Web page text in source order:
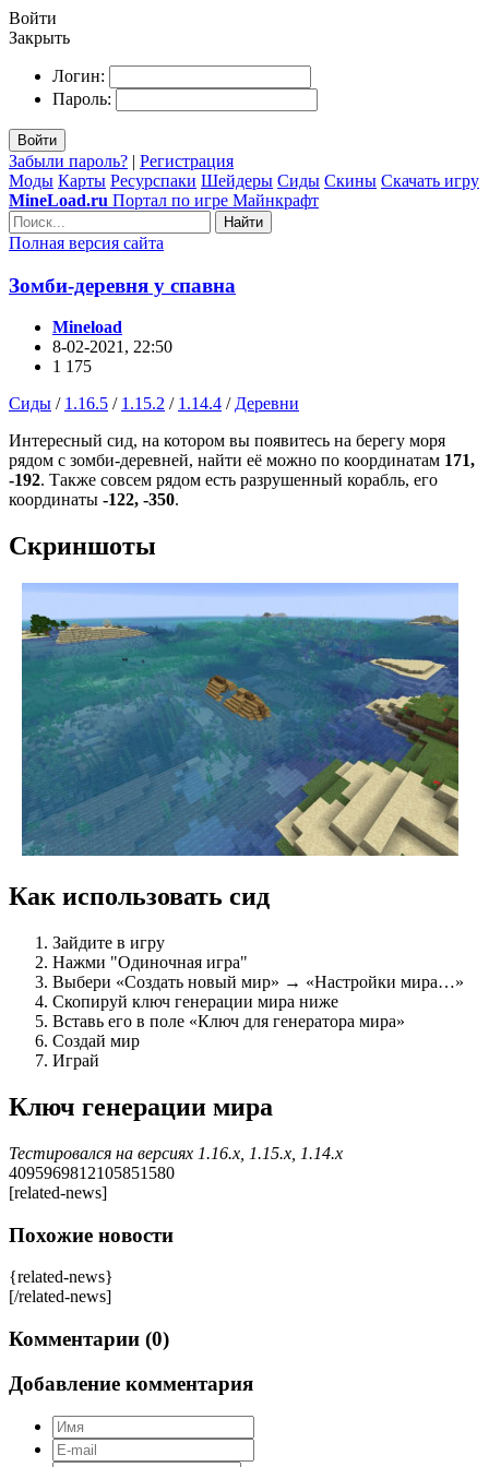
Войти
Закрыть
Логин:
Пароль:
Войти
Забыли пароль? | Регистрация
Моды Карты Ресурспаки Шейдеры Сиды Скины Скачать игру
MineLoad.ru Портал по игре Майнкрафт
Найти
Полная версия сайта
Зомби-деревня у спавна
Mineload
8-02-2021, 22:50
1 175
Сиды / 1.16.5 / 1.15.2 / 1.14.4 /Деревни
Интересный сид, на котором вы появитесь на берегу моря
рядом с зомби-деревней, найти её можно по координатам 171,
-192. Также совсем рядом есть разрушенный корабль, его
координаты -122, -350.
Скриншоты
Как использовать сид
Зайдите в игру
Нажми "Одиночная игра"
Выбери «Создать новый мир» → «Настройки мира…»
Скопируй ключ генерации мира ниже
Вставь его в поле «Ключ для генератора мира»
Создай мир
Играй
Ключ генерации мира
Тестировался на версиях 1.16.x, 1.15.x, 1.14.x
4095969812105851580
[related-news]
Похожие новости
{related-news}
[/related-news]
Комментарии (0)
Добавление комментария